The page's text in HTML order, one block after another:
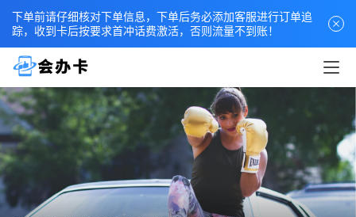
下单前请仔细核对下单信息，下单后务必添加客服进行订单追
踪，收到卡后按要求首冲话费激活，否则流量不到账！